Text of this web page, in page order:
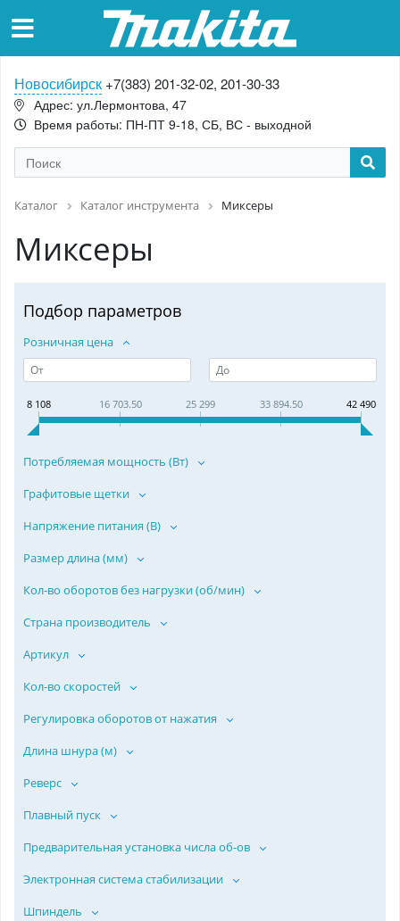
Новосибирск +7(383) 201-32-02, 201-30-33
Адрес: ул.Лермонтова, 47
Время работы: ПН-ПТ 9-18, СБ, ВС - выходной
Каталог Каталог инструмента Миксеры
Миксеры
Подбор параметров
Розничная цена
8 108 16 703.50 25 299 33 894.50 42 490
Потребляемая мощность (Вт)
Графитовые щетки
Напряжение питания (В)
Размер длина (мм)
Кол-во оборотов без нагрузки (об/мин)
Страна производитель
Артикул
Кол-во скоростей
Регулировка оборотов от нажатия
Длина шнура (м)
Реверс
Плавный пуск
Предварительная установка числа об-ов
Электронная система стабилизации
Шпиндель